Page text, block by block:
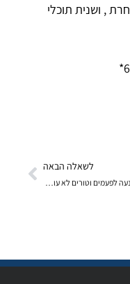
, ושנית תוכלי
לשאלה הבאה